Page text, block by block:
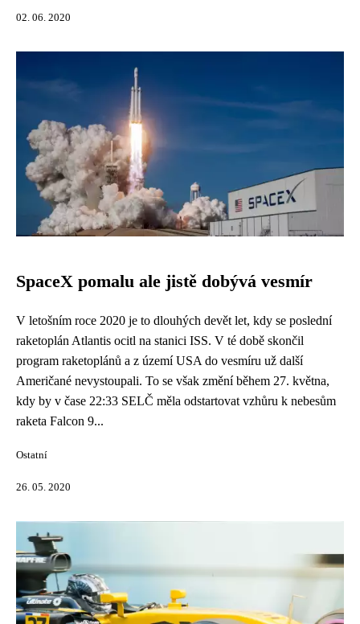
02. 06. 2020
SpaceX pomalu ale jistě dobývá vesmír
V letošním roce 2020 je to dlouhých devět let, kdy se poslední
raketoplán Atlantis ocitl na stanici ISS. V té době skončil
program raketoplánů a z území USA do vesmíru už další
Američané nevystoupali. To se však změní během 27. května,
kdy by v čase 22:33 SELČ měla odstartovat vzhůru k nebesům
raketa Falcon 9...
Ostatní
26. 05. 2020